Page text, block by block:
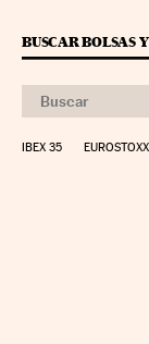
BUSCAR BOLSAS
IBEX 35 EUROSTOXX